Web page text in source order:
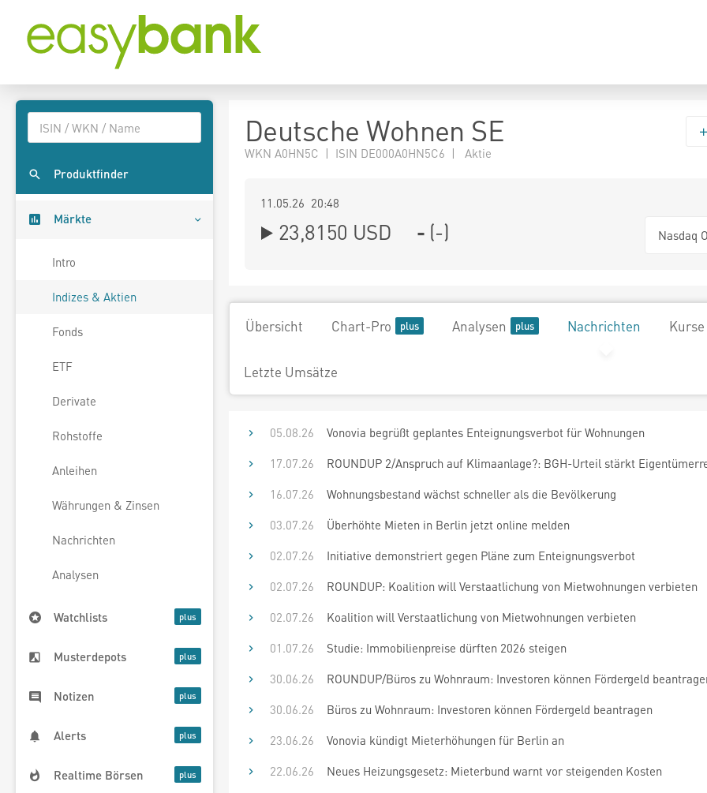
Produktfinder
Märkte
Intro
Indizes & Aktien
Fonds
ETF
Derivate
Rohstoffe
Anleihen
Währungen & Zinsen
Nachrichten
Analysen
Watchlists
Musterdepots
Notizen
Alerts
Realtime Börsen
Deutsche Wohnen SE
WKN A0HN5C | ISIN DE000A0HN5C6 | Aktie
11.05.26 20:48
23,8150 USD - (-) Nasdaq
Übersicht Chart-Pro Analysen Nachrichten
Letzte Umsätze
05.08.26
Vonovia begrüßt geplantes Enteignungsverbot für Wohnungen
17.07.26
ROUNDUP 2/Anspruch auf Klimaanlage?: BGH-Urteil stärkt
16.07.26
Wohnungsbestand wächst schneller als die Bevölkerung
03.07.26
Überhöhte Mieten in Berlin jetzt online melden
02.07.26
Initiative demonstriert gegen Pläne zum Enteignungsverbot
02.07.26
ROUNDUP: Koalition will Verstaatlichung von Mietwohnungen verbieten
02.07.26
Koalition will Verstaatlichung von Mietwohnungen verbieten
01.07.26
Studie: Immobilienpreise dürften 2026 steigen
30.06.26
ROUNDUP/Büros zu Wohnraum: Investoren können Fördergeld
30.06.26
Büros zu Wohnraum: Investoren können Fördergeld beantragen
23.06.26
Vonovia kündigt Mieterhöhungen für Berlin an
22.06.26
Neues Heizungsgesetz: Mieterbund warnt vor steigenden Kosten